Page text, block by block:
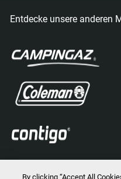
Entdecke unsere anderen
By clicking “Accept All